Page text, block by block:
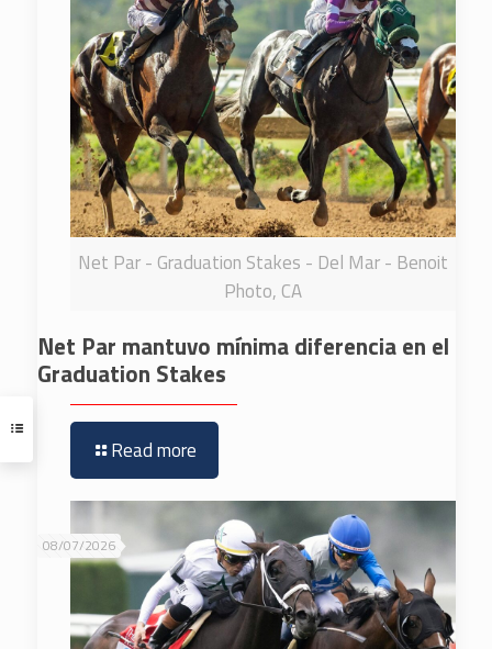
Net Par - Graduation Stakes - Del Mar - Benoit
Photo, CA
Net Par mantuvo mínima diferencia en el
Graduation Stakes
Read more
08/07/2026